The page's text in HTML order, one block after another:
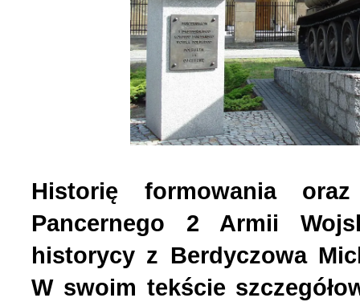
Historię formowania
Pancernego 2 Armii
historycy z Berdyczowa
W swoim tekście